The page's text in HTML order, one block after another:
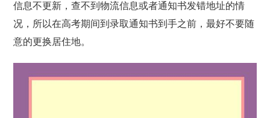
信息不更新，查不到物流信息或者通知书发错地址的情
况，所以在高考期间到录取通知书到手之前，最好不要随
意的更换居住地。